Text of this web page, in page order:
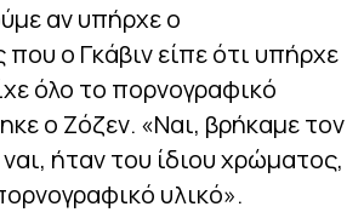
αν υπήρχε ο
ο Γκάβιν είπε ότι υπήρχε
όλο το πορνογραφικό
ο Ζόζεν. «Ναι, βρήκαμε τον
ήταν του ίδιου χρώματος,
υλικό».